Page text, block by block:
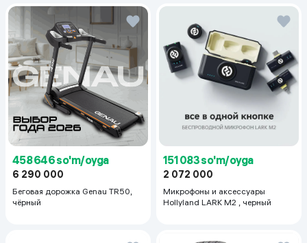
458 646 so'm/oyga
6 290 000
Беговая дорожка Genau TR50,
чёрный
151 083 so'm/oyga
2 072 000
Микрофоны и аксессуары
Hollyland LARK M2 , черный